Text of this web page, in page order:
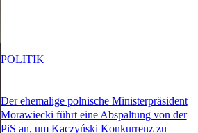
Der ehemalige polnische Ministerpräsident
Morawiecki führt eine Abspaltung von der
PiS an, um Kaczyński Konkurrenz zu
POLITIK